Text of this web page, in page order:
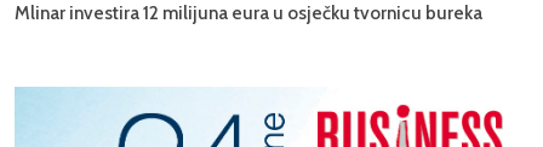
Mlinar investira 12 milijuna eura u osječku tvornicu bureka